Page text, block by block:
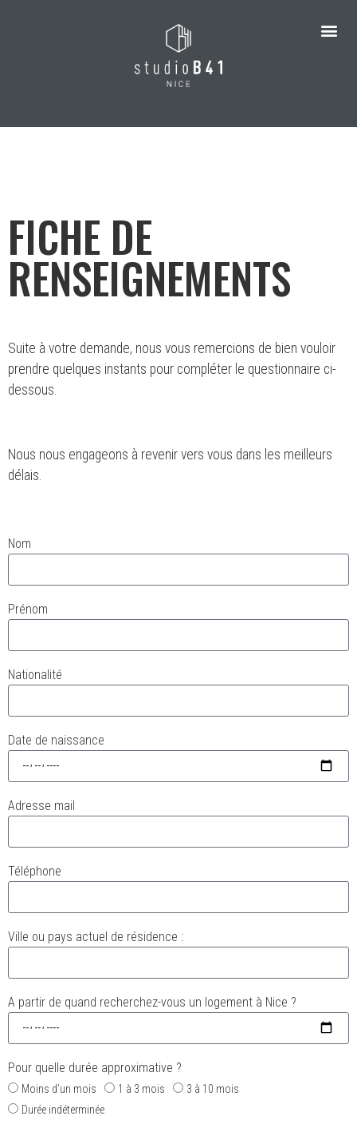
FICHE DE
RENSEIGNEMENTS
Suite à votre demande, nous vous remercions de bien vouloir
prendre quelques instants pour compléter le questionnaire ci-
dessous.
Nous nous engageons à revenir vers vous dans les meilleurs
délais.
Nom
Prénom
Nationalité
Date de naissance
Adresse mail
Téléphone
Ville ou pays actuel de résidence :
A partir de quand recherchez-vous un logement à Nice ?
Pour quelle durée approximative ?
Moins d’un mois 1 à 3 mois
3 à 10 mois
Durée indéterminée